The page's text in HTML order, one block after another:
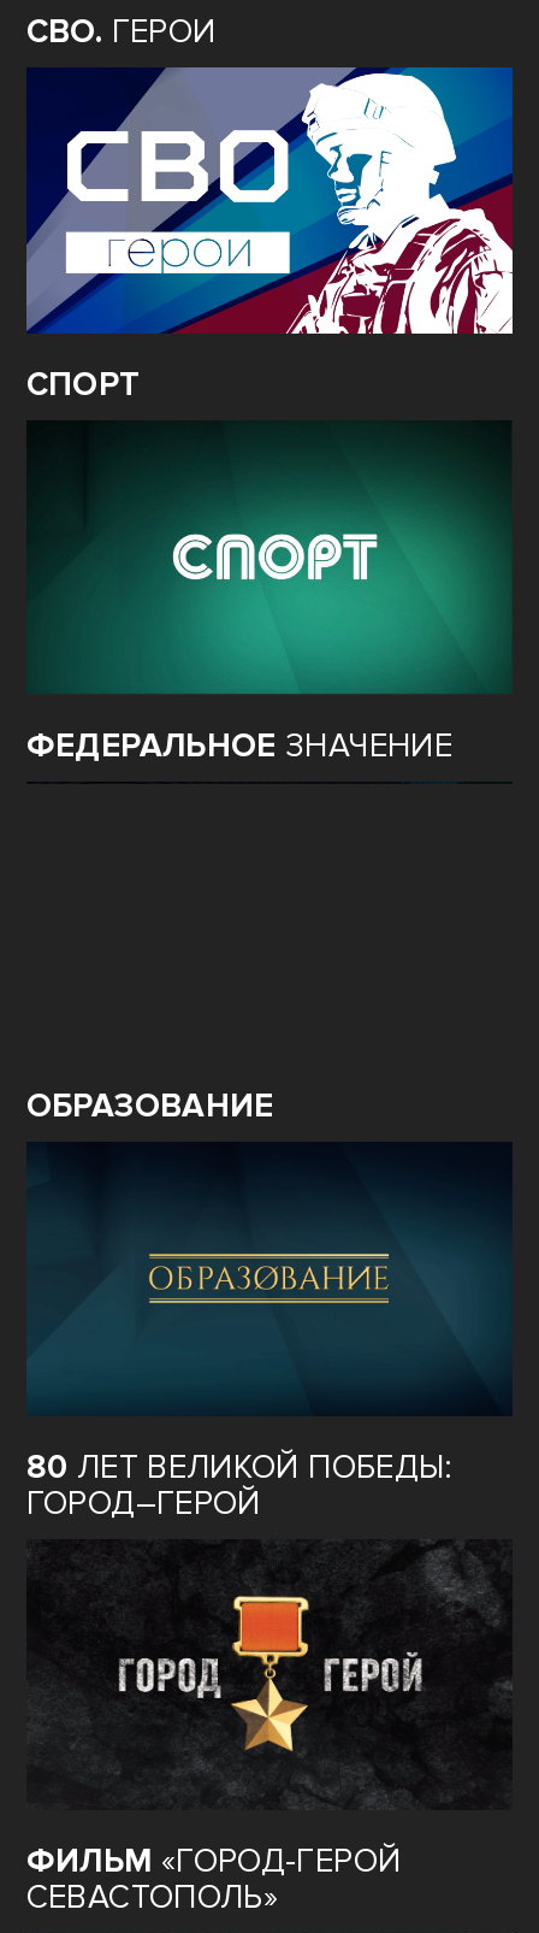
СВО. ГЕРОИ
СПОРТ
ФЕДЕРАЛЬНОЕ ЗНАЧЕНИЕ
ОБРАЗОВАНИЕ
80 ЛЕТ ВЕЛИКОЙ ПОБЕДЫ:
ГОРОД–ГЕРОЙ
ФИЛЬМ «ГОРОД-ГЕРОЙ
СЕВАСТОПОЛЬ»